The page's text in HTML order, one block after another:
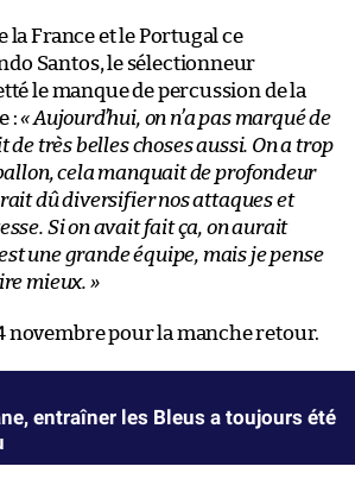
la France et le Portugal ce
Santos, le sélectionneur
le manque de percussion de la
:« Aujourd’hui, on n’a pas marqué de
de très belles choses aussi. On a trop
cela manquait de profondeur
dû diversifier nos attaques et
Si on avait fait ça, on aurait
une grande équipe, mais je pense
mieux. »
novembre pour la manche retour.
entraîner les Bleus a toujours été